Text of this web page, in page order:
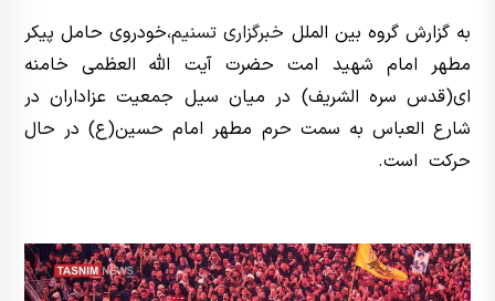
به گزارش گروه بین الملل خبرگزاری تسنیم،‌خودروی حامل پیکر
مطهر امام شهید امت حضرت آیت الله العظمی خامنه
ای(قدس سره الشریف) در میان سیل جمعیت عزاداران در
شارع العباس به سمت حرم مطهر امام حسین(ع) در حال
حرکت است.